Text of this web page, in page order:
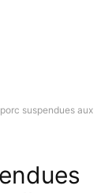
suspendues aux